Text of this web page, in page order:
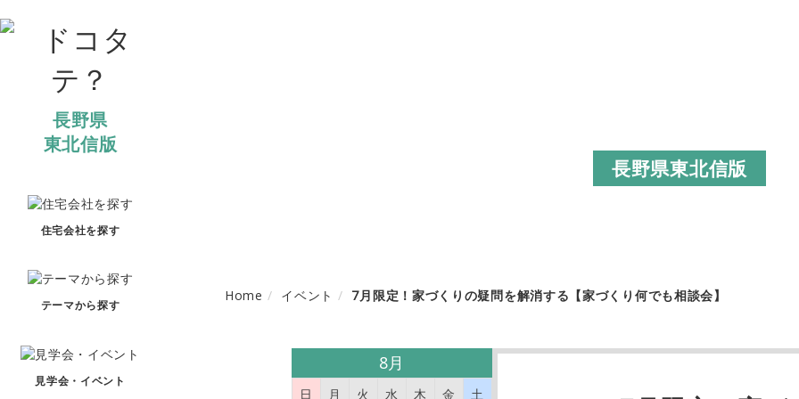
長野県
東北信版
住宅会社を探す
テーマから探す
見学会・イベント
長野県東北信版
Home イベント 7月限定！家づくりの疑問を解消する【家づくり何でも相談会】
8月
日 月 火 水 木 金 土